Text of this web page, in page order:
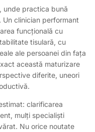
unde practica bună
Un clinician performant
funcțională cu
tisulară, cu
ale persoanei din fața
această maturizare
diferite, uneori
clarificarea
mulți specialiști
Nu orice noutate